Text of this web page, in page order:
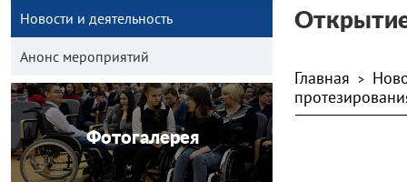
Новости и деятельность
Анонс мероприятий
Фотогалерея
Главная >